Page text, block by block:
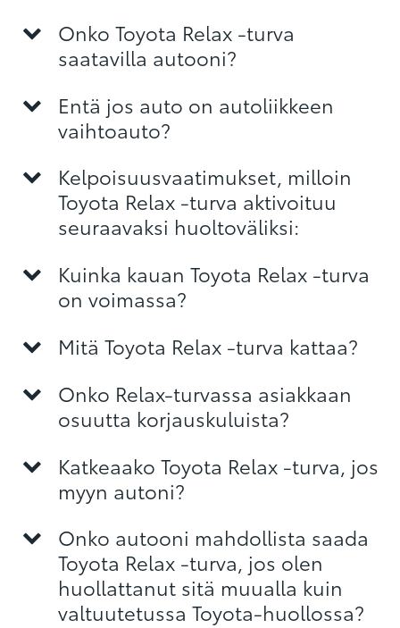
Onko Toyota Relax -turva
saatavilla autooni?
Entä jos auto on autoliikkeen
vaihtoauto?
Kelpoisuusvaatimukset, milloin
Toyota Relax -turva aktivoituu
seuraavaksi huoltoväliksi:
Kuinka kauan Toyota Relax -turva
on voimassa?
Mitä Toyota Relax -turva kattaa?
Onko Relax-turvassa asiakkaan
osuutta korjauskuluista?
Katkeaako Toyota Relax -turva, jos
myyn autoni?
Onko autooni mahdollista saada
Toyota Relax -turva, jos olen
huollattanut sitä muualla kuin
valtuutetussa Toyota-huollossa?